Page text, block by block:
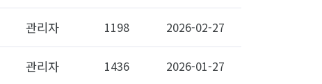
관리자 1198 2026-02-27
관리자 1436 2026-01-27